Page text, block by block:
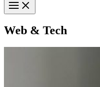
Web & Tech